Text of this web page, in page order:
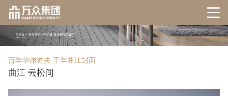
百年华尔道夫 千年曲江封面
曲江 云松间